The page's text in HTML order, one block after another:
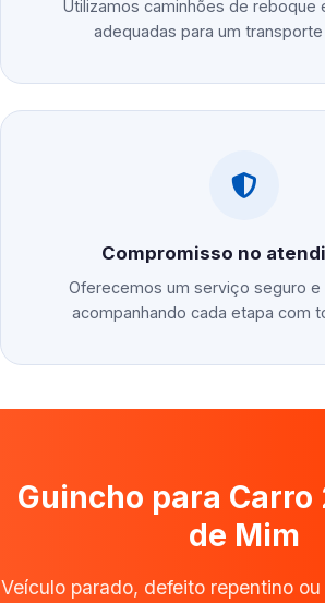
Utilizamos caminhões de reboque
adequadas para um
Compromisso no
Oferecemos um serviço seguro e
acompanhando cada etapa com
Guincho para Carro
de Mim
Veículo parado, defeito repentino